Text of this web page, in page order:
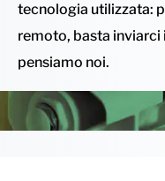
tecnologia utilizzata:
remoto, basta inviarci
pensiamo noi.